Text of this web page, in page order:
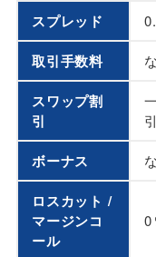
スプレッド
取引手数料
スワップ割
引
引
ボーナス
ロスカット /
マージンコ
ール
0